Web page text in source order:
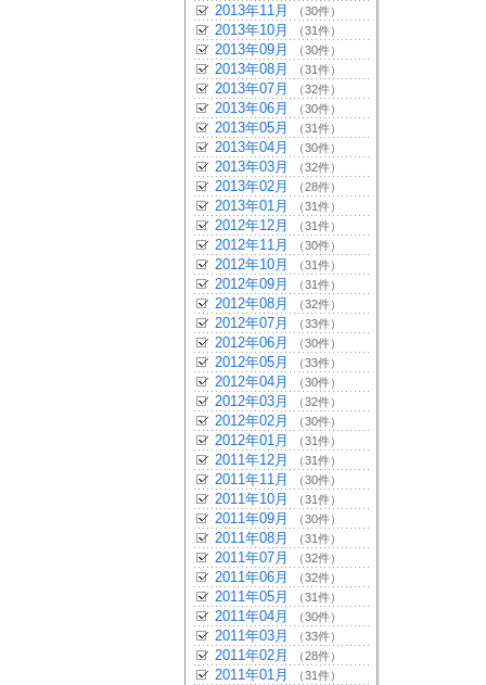
2013年11月 （30件）
2013年10月 （31件）
2013年09月 （30件）
2013年08月 （31件）
2013年07月 （32件）
2013年06月 （30件）
2013年05月 （31件）
2013年04月 （30件）
2013年03月 （32件）
2013年02月 （28件）
2013年01月 （31件）
2012年12月 （31件）
2012年11月 （30件）
2012年10月 （31件）
2012年09月 （31件）
2012年08月 （32件）
2012年07月 （33件）
2012年06月 （30件）
2012年05月 （33件）
2012年04月 （30件）
2012年03月 （32件）
2012年02月 （30件）
2012年01月 （31件）
2011年12月 （31件）
2011年11月 （30件）
2011年10月 （31件）
2011年09月 （30件）
2011年08月 （31件）
2011年07月 （32件）
2011年06月 （32件）
2011年05月 （31件）
2011年04月 （30件）
2011年03月 （33件）
2011年02月 （28件）
2011年01月 （31件）